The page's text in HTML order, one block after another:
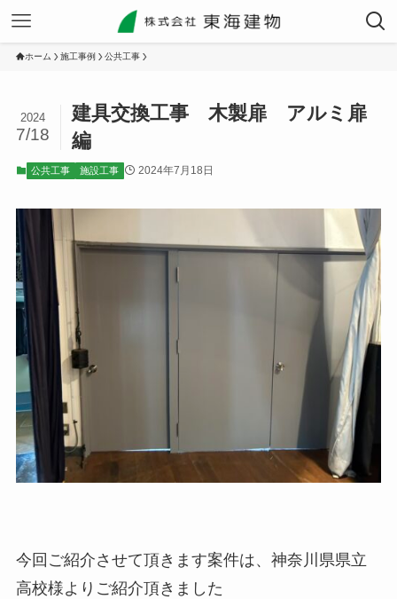
ホーム 施工事例 公共工事
建具交換工事 木製扉 アルミ扉
編
2024
7/18
公共工事 施設工事 2024年7月18日
今回ご紹介させて頂きます案件は、神奈川県県立
高校様よりご紹介頂きました